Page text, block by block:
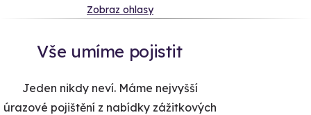
Zobraz ohlasy
Vše umíme pojistit
Jeden nikdy neví. Máme nejvyšší
úrazové pojištění z nabídky zážitkových